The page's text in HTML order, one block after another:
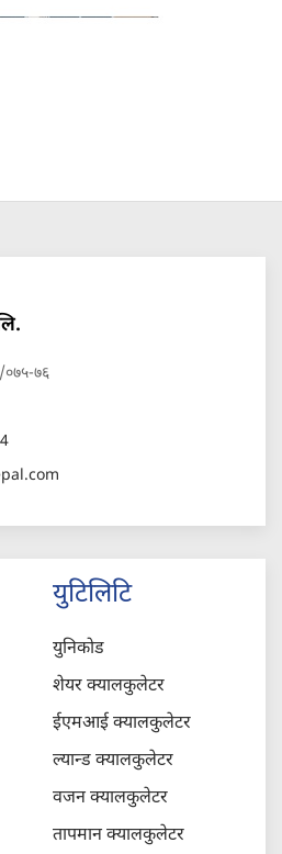
०७५-७६
युटिलिटि
युनिकोड
शेयर क्यालकुलेटर
ईएमआई क्यालकुलेटर
ल्यान्ड क्यालकुलेटर
वजन क्यालकुलेटर
तापमान क्यालकुलेटर